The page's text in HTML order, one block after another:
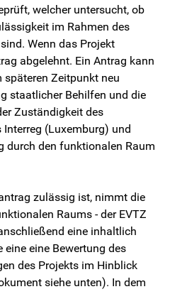
welcher untersucht, ob
im Rahmen des
Wenn das Projekt
abgelehnt. Ein Antrag kann
Zeitpunkt neu
staatlicher Behilfen und die
Zuständigkeit des
(Luxemburg) und
durch den funktionalen Raum
zulässig ist, nimmt die
Raums - der EVTZ
eine inhaltlich
eine Bewertung des
des Projekts im Hinblick
siehe unten). In dem